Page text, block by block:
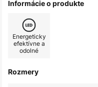
Informácie o produkte
Energeticky
efektívne a
odolné
Rozmery